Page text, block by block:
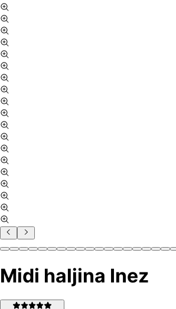
Midi haljina Inez